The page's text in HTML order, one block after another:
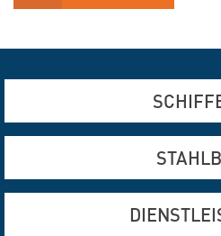
Aluminium-, Edelstahl- und
Hydraulik
Aluminium- und